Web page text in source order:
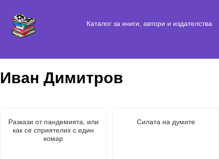
Каталог за книги, автори и издателства
Иван Димитров
Разкази от пандемията, или
как се сприятелих с един
комар
Силата на думите